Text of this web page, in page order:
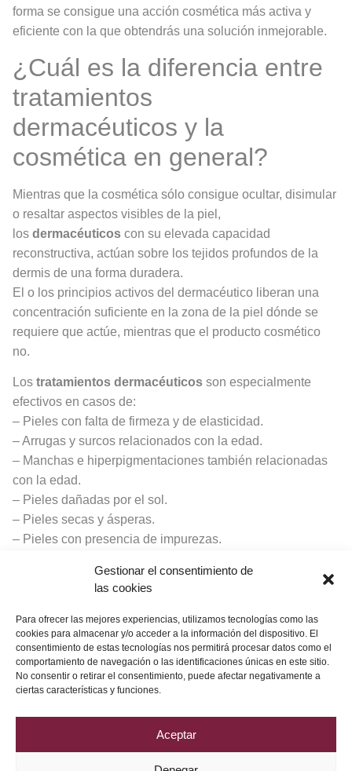
Gestionar el consentimiento de
las cookies
Para ofrecer las mejores experiencias, utilizamos tecnologías como las
cookies para almacenar y/o acceder a la información del dispositivo. El
consentimiento de estas tecnologías nos permitirá procesar datos como el
comportamiento de navegación o las identificaciones únicas en este sitio.
No consentir o retirar el consentimiento, puede afectar negativamente a
ciertas características y funciones.
Aceptar
forma se consigue una acción cosmética más activa y
eficiente con la que obtendrás una solución inmejorable.
¿Cuál es la diferencia entre
tratamientos
dermacéuticos y la
cosmética en general?
Mientras que la cosmética sólo consigue ocultar, disimular
o resaltar aspectos visibles de la piel,
los dermacéuticos con su elevada capacidad
reconstructiva, actúan sobre los tejidos profundos de la
dermis de una forma duradera.
El o los principios activos del dermacéutico liberan una
concentración suficiente en la zona de la piel dónde se
requiere que actúe, mientras que el producto cosmético
no.
Los tratamientos dermacéuticos son especialmente
efectivos en casos de:
– Pieles con falta de firmeza y de elasticidad.
– Arrugas y surcos relacionados con la edad.
– Manchas e hiperpigmentaciones también relacionadas
con la edad.
– Pieles dañadas por el sol.
– Pieles secas y ásperas.
– Pieles con presencia de impurezas.
El resultado es una piel joven, sana y, lo más importante,
¿A qué esperas para venir a probarlo? Descubre tucentro
más cercano.
Conoce todos nuestrosproductos dermacéuticos.